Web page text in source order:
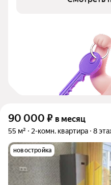
90 000 ₽ в месяц
55 м² 2-комн. квартира 8
новостройка